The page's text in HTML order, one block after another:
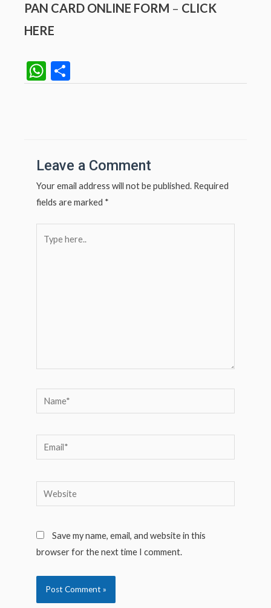
PAN CARD ONLINE FORM – CLICK
HERE
W
h
p
p
h
Leave a Comment
Your email address will not be published. Required
fields are marked *
here..
Name*
Email*
Website
Save my name, email, and website in this
browser for the next time I comment.